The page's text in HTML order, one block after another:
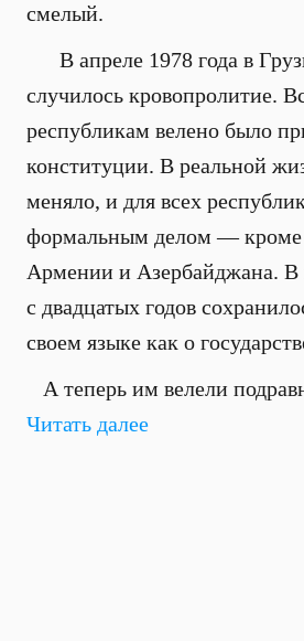
смелый.
В апреле 1978 года в
случилось кровопролитие.
республикам велено было
конституции. В реальной
меняло, и для всех
формальным делом — кроме
Армении и Азербайджана. В
с двадцатых годов
своем языке как о
А теперь им велели
Читать далее